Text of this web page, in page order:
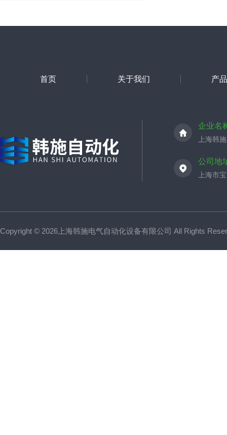
首页 关于我们 产
企业名
上海韩
公司地
上海市
Copyright © 2026上海韩施电气自动化设备有限公司 All Rights